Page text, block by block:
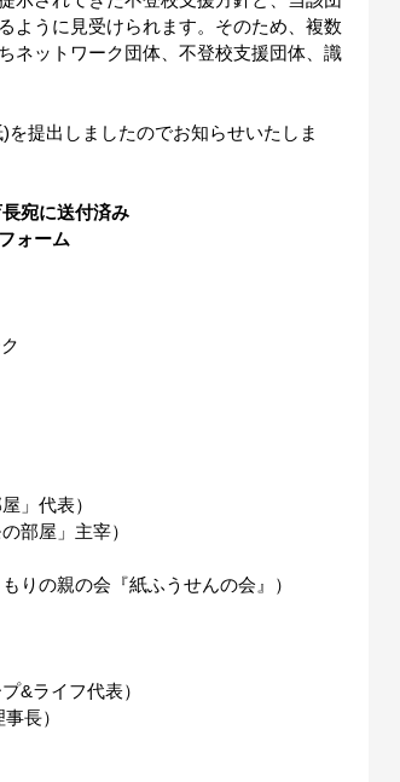
ように見受けられます。そのため、複数
ネットワーク団体、不登校支援団体、識
提出しましたのでお知らせいたしま
宛に送付済み
ォーム
」代表）
部屋」主宰）
りの親の会『紙ふうせんの会』）
&ライフ代表）
長）